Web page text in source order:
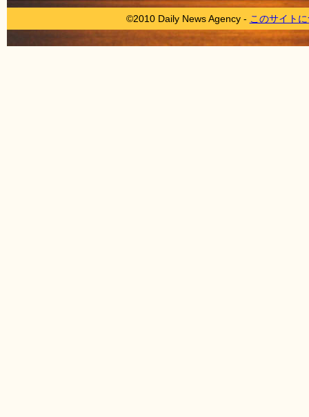
©2010 Daily News Agency - このサイト